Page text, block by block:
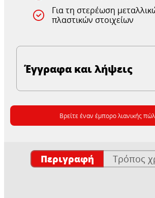
Για τη στερέωση
πλαστικών στοιχείων
Έγγραφα και λήψεις
Βρείτε έναν έμπορο λιανικής
Περιγραφή Τρόπος